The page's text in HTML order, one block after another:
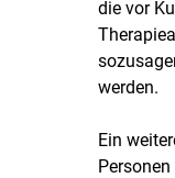
die vor
werden.
Ein